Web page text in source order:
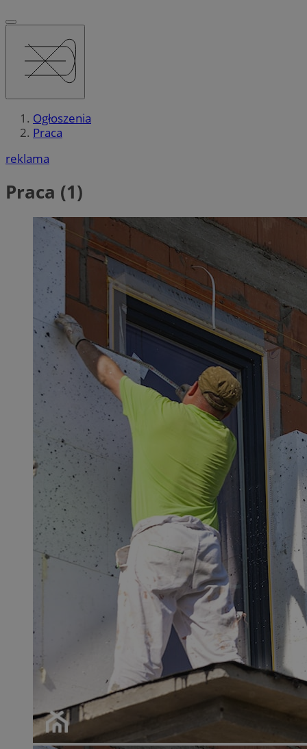
Ogłoszenia
Praca
reklama
Praca (1)